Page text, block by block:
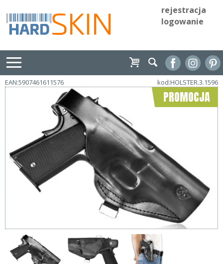
rejestracja
logowanie
EAN:5907461611576 kod:HOLSTER.3.1596
PROMOCJA